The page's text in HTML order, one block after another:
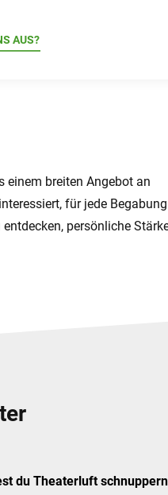
AUS?
einem breiten Angebot an
für jede
persönliche
du Theaterluft